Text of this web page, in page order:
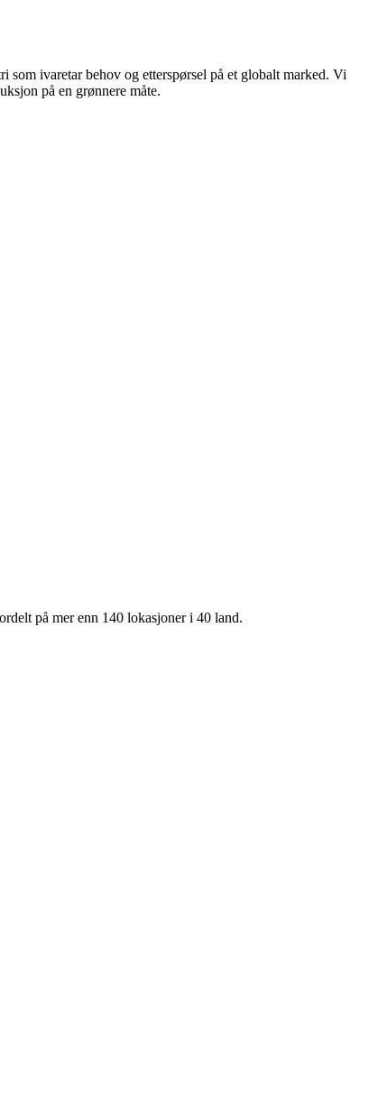
ivaretar behov og etterspørsel på et globalt marked. Vi
på en grønnere måte.
på mer enn 140 lokasjoner i 40 land.